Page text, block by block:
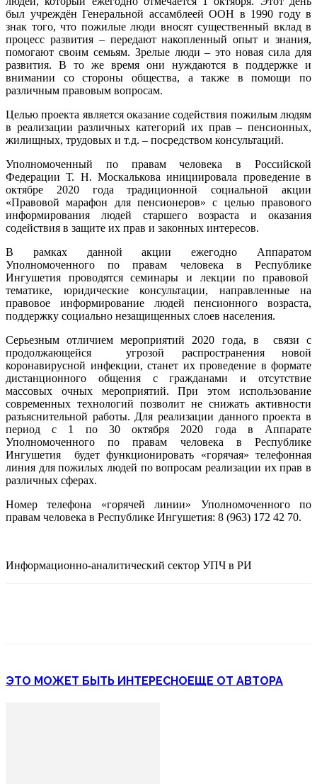
был учреждён Генеральной ассамблеей ООН в 1990 году в
знак того, что пожилые люди вносят существенный вклад в
процесс развития – передают накопленный опыт и знания,
помогают своим семьям. Зрелые люди – это новая сила для
развития. В то же время они нуждаются в поддержке и
внимании со стороны общества, а также в помощи по
различным правовым вопросам.
Целью проекта является оказание содействия пожилым людям
в реализации различных категорий их прав – пенсионных,
жилищных, трудовых и т.д. – посредством консультаций.
Уполномоченный по правам человека в Российской
Федерации Т. Н. Москалькова инициировала проведение в
октябре 2020 года традиционной социальной акции
«Правовой марафон для пенсионеров» с целью правового
информирования людей старшего возраста и оказания
содействия в защите их прав и законных интересов.
В рамках данной акции ежегодно Аппаратом
Уполномоченного по правам человека в Республике
Ингушетия проводятся семинары и лекции по правовой
тематике, юридические консультации, направленные на
правовое информирование людей пенсионного возраста,
поддержку социально незащищенных слоев населения.
Серьезным отличием мероприятий 2020 года, в связи с
продолжающейся угрозой распространения новой
коронавирусной инфекции, станет их проведение в формате
дистанционного общения с гражданами и отсутствие
массовых очных мероприятий. При этом использование
современных технологий позволит не снижать активности
разъяснительной работы. Для реализации данного проекта в
период с 1 по 30 октября 2020 года в Аппарате
Уполномоченного по правам человека в Республике
Ингушетия будет функционировать «горячая» телефонная
линия для пожилых людей по вопросам реализации их прав в
различных сферах.
Номер телефона «горячей линии» Уполномоченного по
правам человека в Республике Ингушетия: 8 (963) 172 42 70.
Информационно-аналитический сектор УПЧ в РИ
ЭТО МОЖЕТ БЫТЬ ИНТЕРЕСНОЕЩЕ ОТ АВТОРА